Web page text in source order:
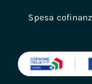
Spesa